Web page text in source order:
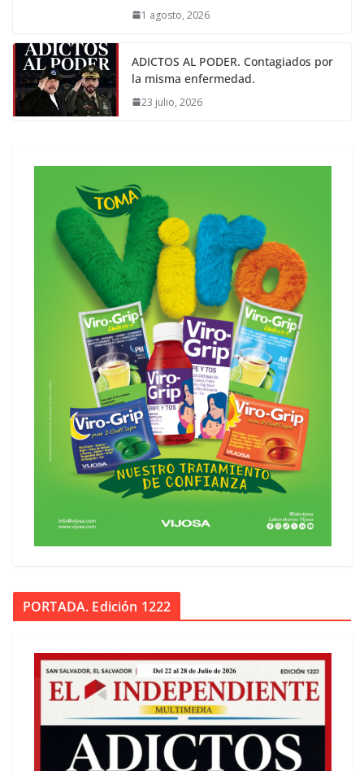
1 agosto, 2026
ADICTOS AL PODER. Contagiados por
la misma enfermedad.
23 julio, 2026
PORTADA. Edición 1222